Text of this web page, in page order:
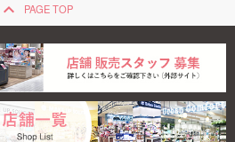
keyboard_arrow_up PAGE TOP